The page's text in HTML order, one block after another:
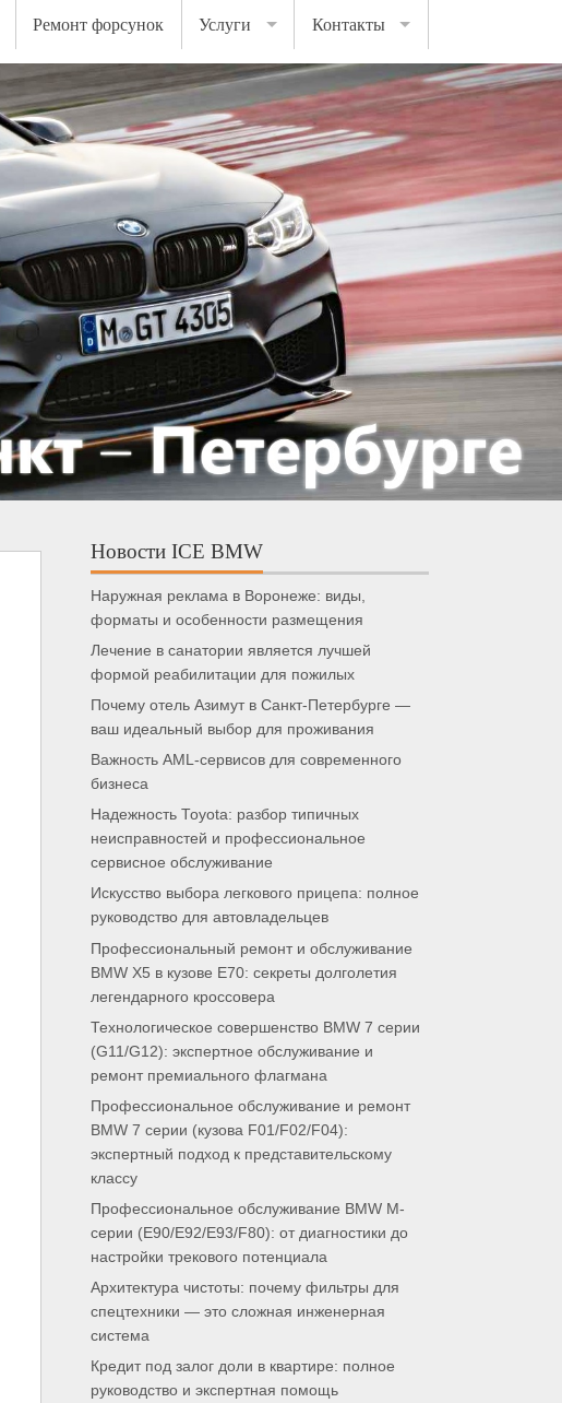
Ремонт форсунок Услуги Контакты
Новости ICE BMW
Наружная реклама в Воронеже: виды,
форматы и особенности размещения
Лечение в санатории является лучшей
формой реабилитации для пожилых
Почему отель Азимут в Санкт-Петербурге —
ваш идеальный выбор для проживания
Важность AML-сервисов для современного
бизнеса
Надежность Toyota: разбор типичных
неисправностей и профессиональное
сервисное обслуживание
Искусство выбора легкового прицепа: полное
руководство для автовладельцев
Профессиональный ремонт и обслуживание
BMW X5 в кузове E70: секреты долголетия
легендарного кроссовера
Технологическое совершенство BMW 7 серии
(G11/G12): экспертное обслуживание и
ремонт премиального флагмана
Профессиональное обслуживание и ремонт
BMW 7 серии (кузова F01/F02/F04):
экспертный подход к представительскому
классу
Профессиональное обслуживание BMW M-
серии (E90/E92/E93/F80): от диагностики до
настройки трекового потенциала
Архитектура чистоты: почему фильтры для
спецтехники — это сложная инженерная
система
Кредит под залог доли в квартире: полное
руководство и экспертная помощь